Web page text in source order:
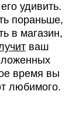
удивить.
пораньше,
в магазин,
ваш
время вы
любимого.